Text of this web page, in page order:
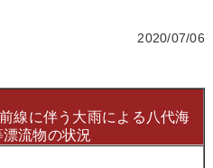
2020/07/06
線に伴う大雨による八代海
流物の状況